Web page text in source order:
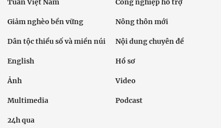
Tuần Việt Nam Công nghiệp hỗ trợ
Giảm nghèo bền vững Nông thôn mới
Dân tộc thiểu số và miền núi Nội dung chuyên đề
English Hồ sơ
Ảnh Video
Multimedia Podcast
24h qua